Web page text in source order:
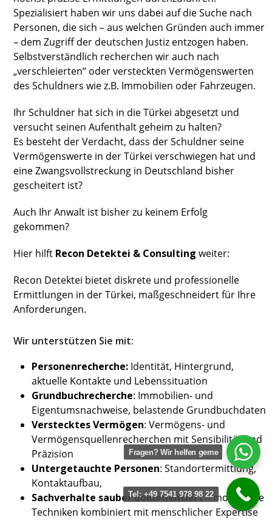
Spezialisiert haben wir uns dabei auf die Suche nach
Personen, die sich – aus welchen Gründen auch immer
– dem Zugriff der deutschen Justiz entzogen haben.
Selbstverständlich recherchen wir auch nach
„verschleierten“ oder versteckten Vermögenswerten
des Schuldners wie z.B. Immobilien oder Fahrzeugen.
Ihr Schuldner hat sich in die Türkei abgesetzt und
versucht seinen Aufenthalt geheim zu halten?
Es besteht der Verdacht, dass der Schuldner seine
Vermögenswerte in der Türkei verschwiegen hat und
eine Zwangsvollstreckung in Deutschland bisher
gescheitert ist?
Auch Ihr Anwalt ist bisher zu keinem Erfolg
gekommen?
Hier hilft Recon Detektei & Consulting weiter:
Recon Detektei bietet diskrete und professionelle
Ermittlungen in der Türkei, maßgeschneidert für Ihre
Anforderungen.
Wir unterstützen Sie mit:
Personenrecherche: Identität, Hintergrund,
aktuelle Kontakte und Lebenssituation
Grundbuchrecherche: Immobilien- und
Eigentumsnachweise, belastende Grundbuchdaten
Verstecktes Vermögen: Vermögens- und
Vermögensquellenrecherchen mit Sensibilität und
Präzision
Untergetauchte Personen: Standortermittlung,
Kontaktaufbau,
Sachverhalte sauber dokumentiert– modernste
Techniken kombiniert mit menschlicher Expertise
Fragen? Wir helfen gerne
Tel: +49 7541 978 98 22